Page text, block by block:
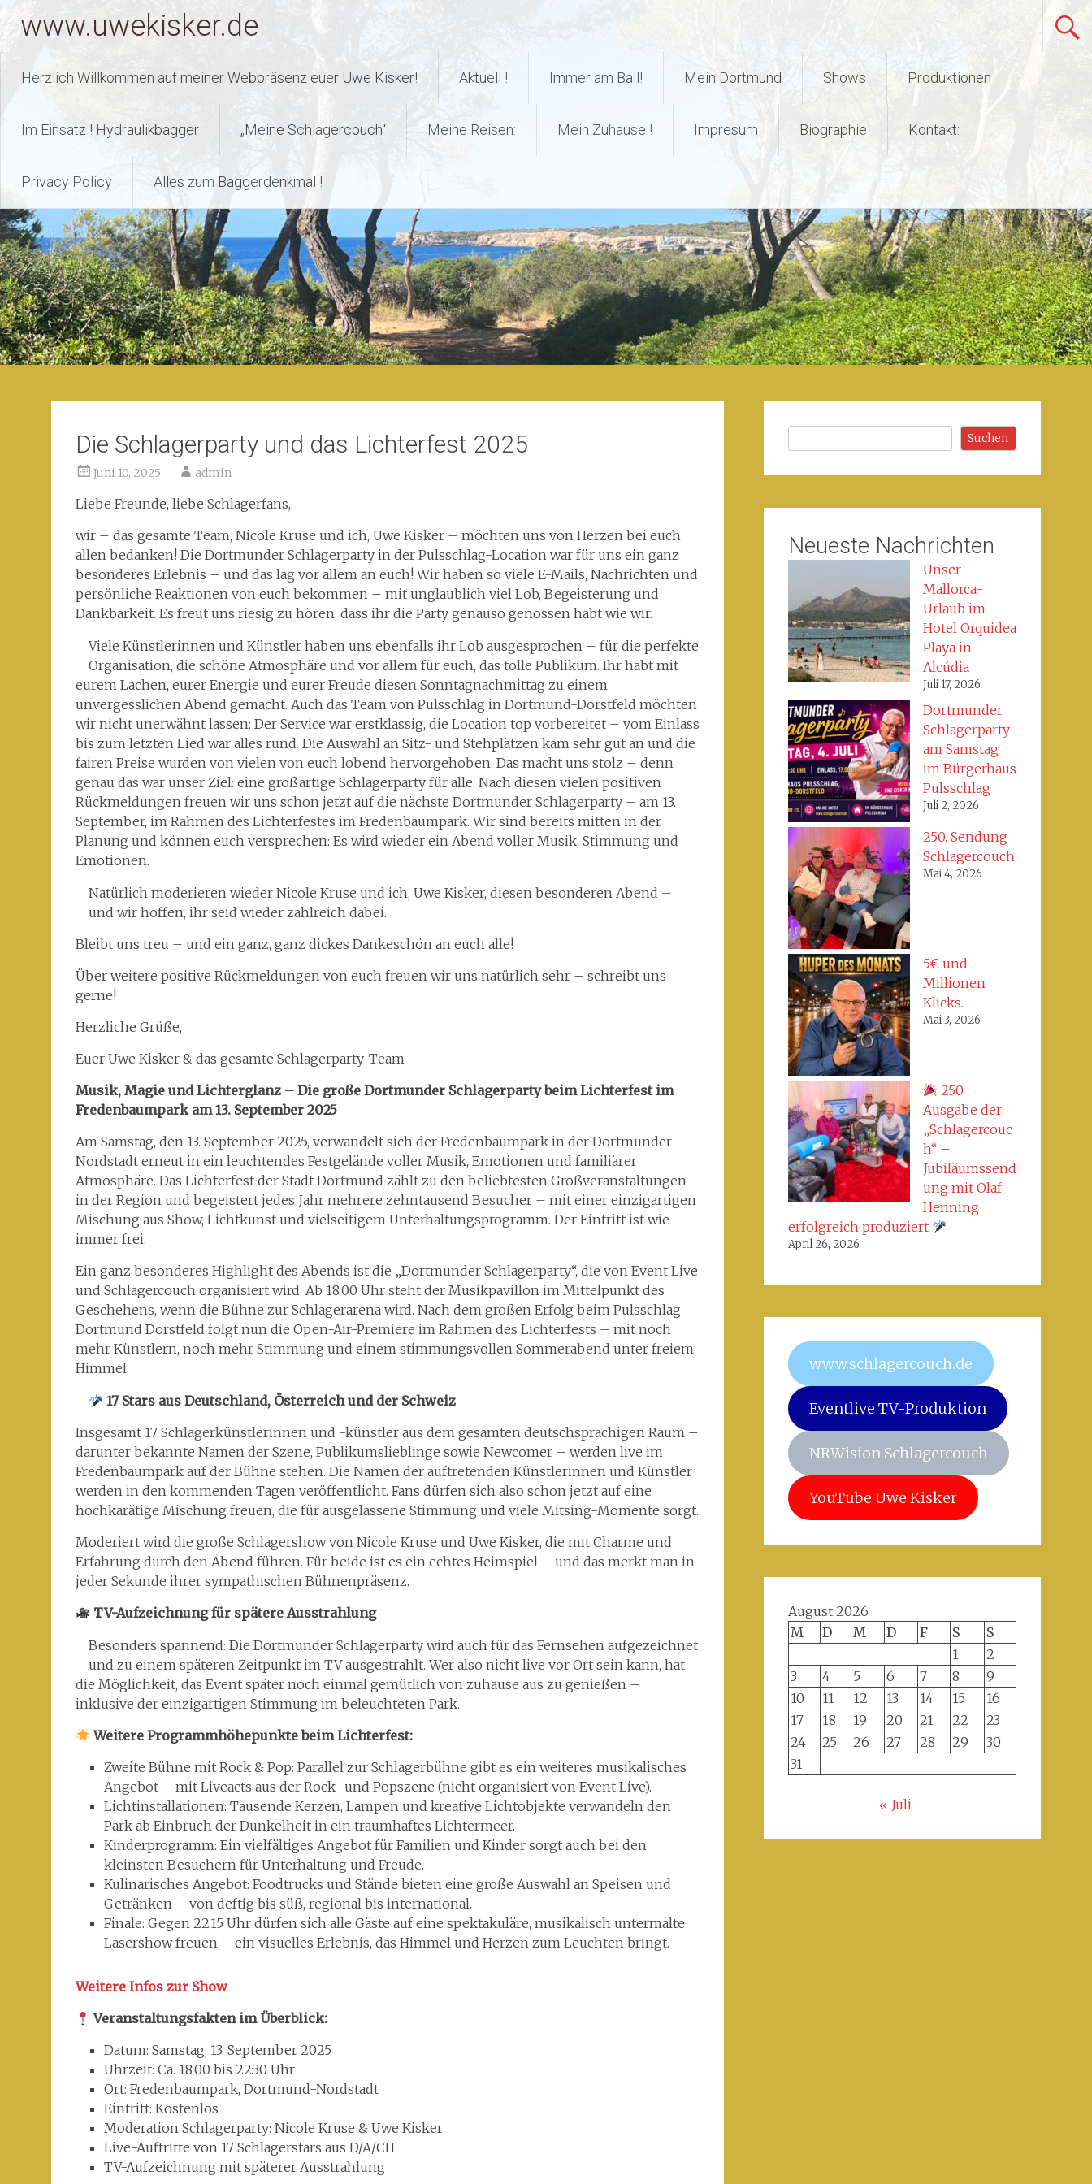
Zum
Inhalt
springen
www.uwekisker.de
Herzlich Willkommen auf meiner Webpräsenz euer Uwe Kisker! Aktuell ! Immer am Ball! Mein Dortmund Shows Produktionen
Im Einsatz ! Hydraulikbagger „Meine Schlagercouch“ Meine Reisen: Mein Zuhause ! Impresum Biographie Kontakt:
Privacy Policy Alles zum Baggerdenkmal !
Die Schlagerparty und das Lichterfest 2025
Juni 10, 2025 admin
Liebe Freunde, liebe Schlagerfans,
wir – das gesamte Team, Nicole Kruse und ich, Uwe Kisker – möchten uns von Herzen bei euch
allen bedanken! Die Dortmunder Schlagerparty in der Pulsschlag-Location war für uns ein ganz
besonderes Erlebnis – und das lag vor allem an euch! Wir haben so viele E-Mails, Nachrichten und
persönliche Reaktionen von euch bekommen – mit unglaublich viel Lob, Begeisterung und
Dankbarkeit. Es freut uns riesig zu hören, dass ihr die Party genauso genossen habt wie wir.
Viele Künstlerinnen und Künstler haben uns ebenfalls ihr Lob ausgesprochen – für die perfekte
Organisation, die schöne Atmosphäre und vor allem für euch, das tolle Publikum. Ihr habt mit
eurem Lachen, eurer Energie und eurer Freude diesen Sonntagnachmittag zu einem
unvergesslichen Abend gemacht. Auch das Team von Pulsschlag in Dortmund-Dorstfeld möchten
wir nicht unerwähnt lassen: Der Service war erstklassig, die Location top vorbereitet – vom Einlass
bis zum letzten Lied war alles rund. Die Auswahl an Sitz- und Stehplätzen kam sehr gut an und die
fairen Preise wurden von vielen von euch lobend hervorgehoben. Das macht uns stolz – denn
genau das war unser Ziel: eine großartige Schlagerparty für alle. Nach diesen vielen positiven
Rückmeldungen freuen wir uns schon jetzt auf die nächste Dortmunder Schlagerparty – am 13.
September, im Rahmen des Lichterfestes im Fredenbaumpark. Wir sind bereits mitten in der
Planung und können euch versprechen: Es wird wieder ein Abend voller Musik, Stimmung und
Emotionen.
Natürlich moderieren wieder Nicole Kruse und ich, Uwe Kisker, diesen besonderen Abend –
und wir hoffen, ihr seid wieder zahlreich dabei.
Bleibt uns treu – und ein ganz, ganz dickes Dankeschön an euch alle!
Über weitere positive Rückmeldungen von euch freuen wir uns natürlich sehr – schreibt uns
gerne!
Herzliche Grüße,
Euer Uwe Kisker & das gesamte Schlagerparty-Team
Musik, Magie und Lichterglanz – Die große Dortmunder Schlagerparty beim Lichterfest im
Fredenbaumpark am 13. September 2025
Am Samstag, den 13. September 2025, verwandelt sich der Fredenbaumpark in der Dortmunder
Nordstadt erneut in ein leuchtendes Festgelände voller Musik, Emotionen und familiärer
Atmosphäre. Das Lichterfest der Stadt Dortmund zählt zu den beliebtesten Großveranstaltungen
in der Region und begeistert jedes Jahr mehrere zehntausend Besucher – mit einer einzigartigen
Mischung aus Show, Lichtkunst und vielseitigem Unterhaltungsprogramm. Der Eintritt ist wie
immer frei.
Ein ganz besonderes Highlight des Abends ist die „Dortmunder Schlagerparty“, die von Event Live
und Schlagercouch organisiert wird. Ab 18:00 Uhr steht der Musikpavillon im Mittelpunkt des
Geschehens, wenn die Bühne zur Schlagerarena wird. Nach dem großen Erfolg beim Pulsschlag
Dortmund Dorstfeld folgt nun die Open-Air-Premiere im Rahmen des Lichterfests – mit noch
mehr Künstlern, noch mehr Stimmung und einem stimmungsvollen Sommerabend unter freiem
Himmel.
17 Stars aus Deutschland, Österreich und der Schweiz
Insgesamt 17 Schlagerkünstlerinnen und -künstler aus dem gesamten deutschsprachigen Raum –
darunter bekannte Namen der Szene, Publikumslieblinge sowie Newcomer – werden live im
Fredenbaumpark auf der Bühne stehen. Die Namen der auftretenden Künstlerinnen und Künstler
werden in den kommenden Tagen veröffentlicht. Fans dürfen sich also schon jetzt auf eine
hochkarätige Mischung freuen, die für ausgelassene Stimmung und viele Mitsing-Momente sorgt.
Moderiert wird die große Schlagershow von Nicole Kruse und Uwe Kisker, die mit Charme und
Erfahrung durch den Abend führen. Für beide ist es ein echtes Heimspiel – und das merkt man in
jeder Sekunde ihrer sympathischen Bühnenpräsenz.
TV-Aufzeichnung für spätere Ausstrahlung
Besonders spannend: Die Dortmunder Schlagerparty wird auch für das Fernsehen aufgezeichnet
und zu einem späteren Zeitpunkt im TV ausgestrahlt. Wer also nicht live vor Ort sein kann, hat
die Möglichkeit, das Event später noch einmal gemütlich von zuhause aus zu genießen –
inklusive der einzigartigen Stimmung im beleuchteten Park.
Weitere Programmhöhepunkte beim Lichterfest:
Zweite Bühne mit Rock & Pop: Parallel zur Schlagerbühne gibt es ein weiteres musikalisches
Angebot – mit Liveacts aus der Rock- und Popszene (nicht organisiert von Event Live).
Lichtinstallationen: Tausende Kerzen, Lampen und kreative Lichtobjekte verwandeln den
Park ab Einbruch der Dunkelheit in ein traumhaftes Lichtermeer.
Kinderprogramm: Ein vielfältiges Angebot für Familien und Kinder sorgt auch bei den
kleinsten Besuchern für Unterhaltung und Freude.
Kulinarisches Angebot: Foodtrucks und Stände bieten eine große Auswahl an Speisen und
Getränken – von deftig bis süß, regional bis international.
Finale: Gegen 22:15 Uhr dürfen sich alle Gäste auf eine spektakuläre, musikalisch untermalte
Lasershow freuen – ein visuelles Erlebnis, das Himmel und Herzen zum Leuchten bringt.
Weitere Infos zur Show
Veranstaltungsfakten im Überblick:
Datum: Samstag, 13. September 2025
Uhrzeit: Ca. 18:00 bis 22:30 Uhr
Ort: Fredenbaumpark, Dortmund-Nordstadt
Eintritt: Kostenlos
Moderation Schlagerparty: Nicole Kruse & Uwe Kisker
Live-Auftritte von 17 Schlagerstars aus D/A/CH
TV-Aufzeichnung mit späterer Ausstrahlung
Suchen
Neueste Nachrichten
Unser
Mallorca-
Urlaub im
Hotel Orquidea
Playa in
Alcúdia
Juli 17, 2026
Dortmunder
Schlagerparty
am Samstag
im Bürgerhaus
Pulsschlag
Juli 2, 2026
250. Sendung
Schlagercouch
Mai 4, 2026
5€ und
Millionen
Klicks..
Mai 3, 2026
250.
Ausgabe der
„Schlagercouc
h“ –
Jubiläumssend
ung mit Olaf
Henning
erfolgreich produziert
April 26, 2026
www.schlagercouch.de
Eventlive TV-Produktion
NRWision Schlagercouch
YouTube Uwe Kisker
August 2026
M
D M D F S
S
1
2
3
4 5 6 7 8
9
10
11 12 13 14 15
16
17
18 19 20 21 22
23
24
25 26 27 28 29
30
31
« Juli